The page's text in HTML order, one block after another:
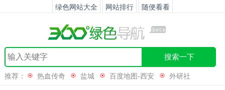
绿色网站大全 网站排行 随便看看
搜索一下
推荐： 热血传奇 盐城 百度地图-西安
外研社